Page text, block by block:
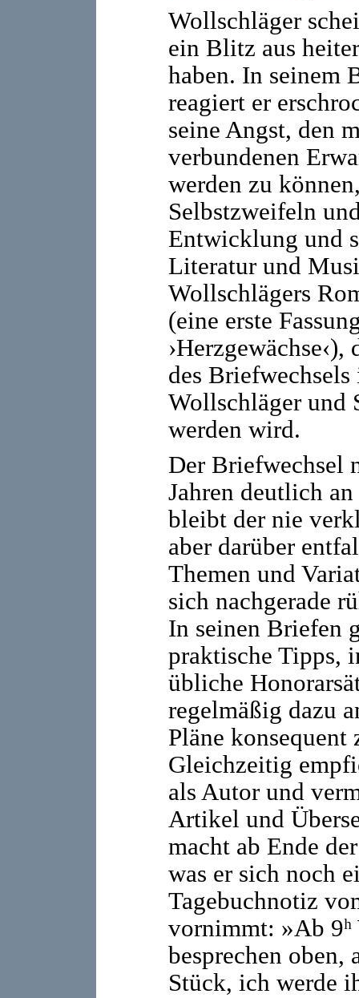
Wollschläger
ein Blitz aus
haben. In seinem
reagiert er
seine Angst, den
verbundenen
werden zu
Selbstzweifeln
Entwicklung und
Literatur und
Wollschlägers
(eine erste
des
Wollschläger und
werden wird.
Der Briefwechsel
Jahren deutlich
bleibt der nie
aber darüber
Themen und
sich nachgerade
In seinen Briefen
praktische Tipps,
übliche
regelmäßig dazu
Pläne konsequent
Gleichzeitig
als Autor und
Artikel und
macht ab Ende
was er sich noch
Tagebuchnotiz
vornimmt: »Ab
besprechen oben,
Stück, ich werde